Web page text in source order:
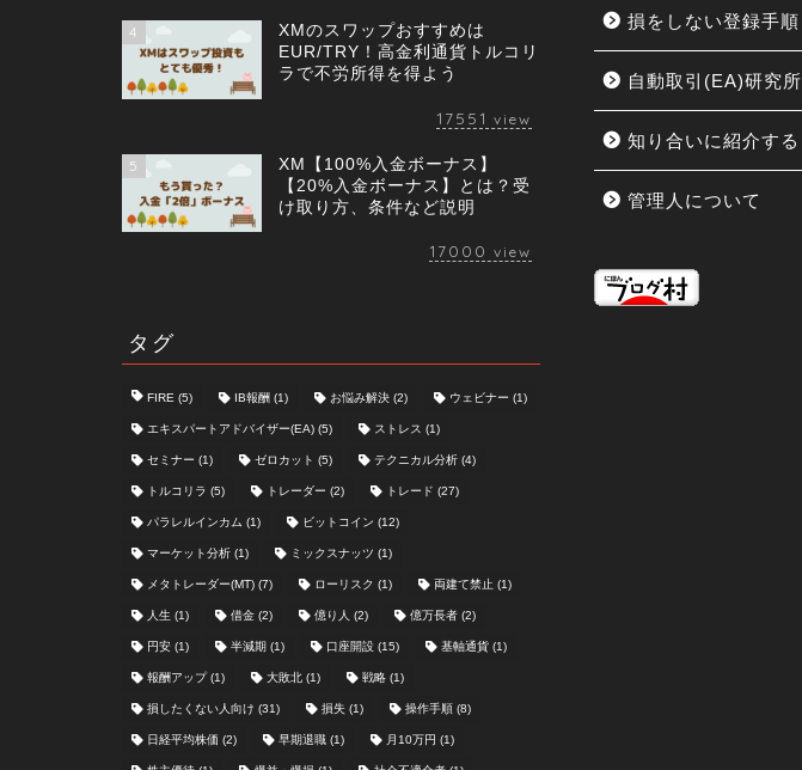
4
XMのスワップおすすめは
EUR/TRY！高金利通貨トルコリ
ラで不労所得を得よう
17551 view
5
XM【100%入金ボーナス】
【20%入金ボーナス】とは？受
け取り方、条件など説明
17000 view
タグ
FIRE (5) IB報酬 (1) お悩み解決 (2) ウェビナー (1)
エキスパートアドバイザー(EA) (5) ストレス (1)
セミナー (1) ゼロカット (5) テクニカル分析 (4)
トルコリラ (5) トレーダー (2) トレード (27)
パラレルインカム (1) ビットコイン (12)
マーケット分析 (1) ミックスナッツ (1)
メタトレーダー(MT) (7) ローリスク (1) 両建て禁止 (1)
人生 (1) 借金 (2) 億り人 (2) 億万長者 (2)
円安 (1) 半減期 (1) 口座開設 (15) 基軸通貨 (1)
報酬アップ (1) 大敗北 (1) 戦略 (1)
損したくない人向け (31) 損失 (1) 操作手順 (8)
日経平均株価 (2) 早期退職 (1) 月10万円 (1)
損をしない登録手順
自動取引(EA)研究所
知り合いに紹介する
管理人について